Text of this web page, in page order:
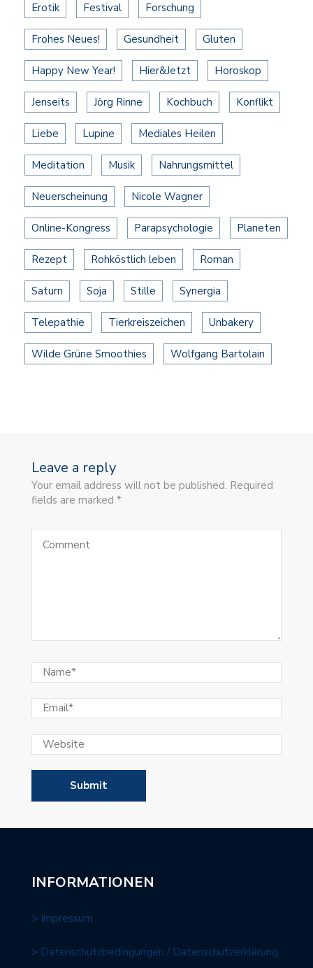
Erotik Festival Forschung
Frohes Neues! Gesundheit Gluten
Happy New Year! Hier&Jetzt Horoskop
Jenseits Jörg Rinne Kochbuch Konflikt
Liebe Lupine Mediales Heilen
Meditation Musik Nahrungsmittel
Neuerscheinung Nicole Wagner
Online-Kongress Parapsychologie Planeten
Rezept Rohköstlich leben Roman
Saturn Soja Stille Synergia
Telepathie Tierkreiszeichen Unbakery
Wilde Grüne Smoothies Wolfgang Bartolain
Leave a reply
Your email address will not be published. Required
fields are marked *
INFORMATIONEN
> Impressum
> Datenschutzbedingungen / Datenschutzerklärung